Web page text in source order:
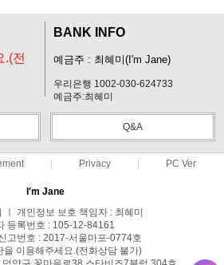
.(전
BANK INFO
예금주 : 최혜미(I'm Jane)
우리은행 1002-030-624733
예금주:최혜미
Q&A
Privacy PC Ver
I′m Jane
ㅣ 개인정보 보호 책임자 : 최혜미
등록번호 : 105-12-84161
고번호 : 2017-서울마포-0774호
을 이용해주세요.(전화상담 불가)